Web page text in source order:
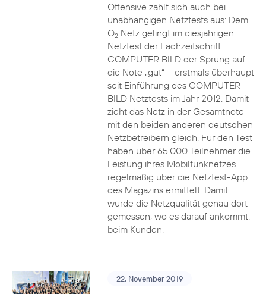
Offensive zahlt sich auch bei
unabhängigen Netztests aus: Dem
O2Netz gelingt im diesjährigen
Netztest der Fachzeitschrift
COMPUTER BILD der Sprung auf
die Note „gut“ – erstmals überhaupt
seit Einführung des COMPUTER
BILD Netztests im Jahr 2012. Damit
zieht das Netz in der Gesamtnote
mit den beiden anderen deutschen
Netzbetreibern gleich. Für den Test
haben über 65.000 Teilnehmer die
Leistung ihres Mobilfunknetzes
regelmäßig über die Netztest-App
des Magazins ermittelt. Damit
wurde die Netzqualität genau dort
gemessen, wo es darauf ankommt:
beim Kunden.
22. November 2019